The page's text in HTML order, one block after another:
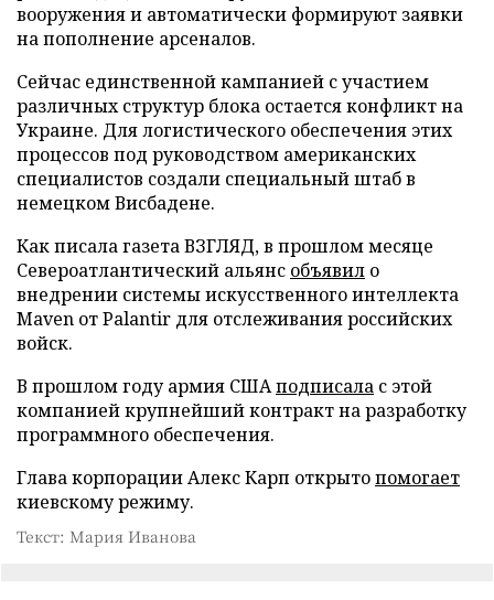
вооружения и автоматически формируют заявки
на пополнение арсеналов.
Сейчас единственной кампанией с участием
различных структур блока остается конфликт на
Украине. Для логистического обеспечения этих
процессов под руководством американских
специалистов создали специальный штаб в
немецком Висбадене.
Как писала газета ВЗГЛЯД, в прошлом месяце
Североатлантический альянс объявил о
внедрении системы искусственного интеллекта
Maven от Palantir для отслеживания российских
войск.
В прошлом году армия СШАподписала с этой
компанией крупнейший контракт на разработку
программного обеспечения.
Глава корпорации Алекс Карп открытопомогает
киевскому режиму.
Текст: Мария Иванова